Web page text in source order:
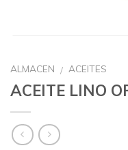
ALMACEN / ACEITES
ACEITE LINO